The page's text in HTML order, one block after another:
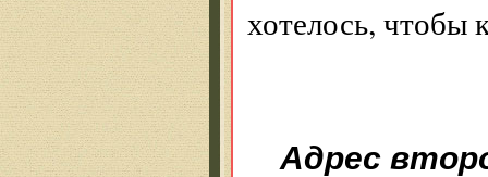
хотелось, чтобы
Адрес